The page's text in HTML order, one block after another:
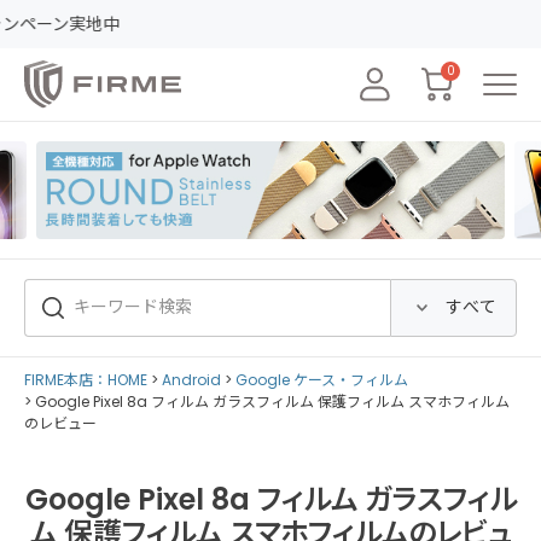
0
FIRME本店：HOME Android
Google ケース・フィルム
Google Pixel 8a フィルム ガラスフィルム 保護フィルム スマホフィルム
のレビュー
Google Pixel 8a フィルム ガラスフィル
ム 保護フィルム スマホフィルムのレビュ